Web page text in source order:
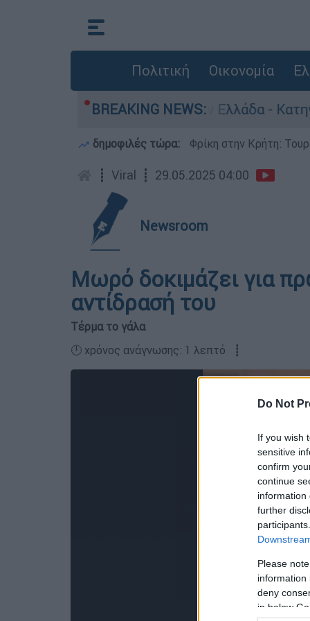
Do Not
If you wish
sensitive
confirm
continue
information
further
Please
information
deny
in below
Πολιτική Οικονομία
BREAKING NEWS:
για ανθρωποκτονίες στην Ελλάδα -
δημοφιλές τώρα: Φρίκη στην Κρήτη:
┋ Viral ┋ 29.05.2025 04:00
Newsroom
Μωρό δοκιμάζει για
αντίδρασή του
Τέρμα το γάλα
🕛 χρόνος ανάγνωσης: 1 λεπτό ┋